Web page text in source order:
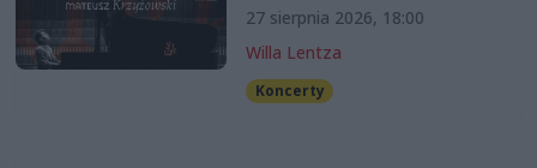
27 sierpnia 2026, 18:00
Willa Lentza
Koncerty